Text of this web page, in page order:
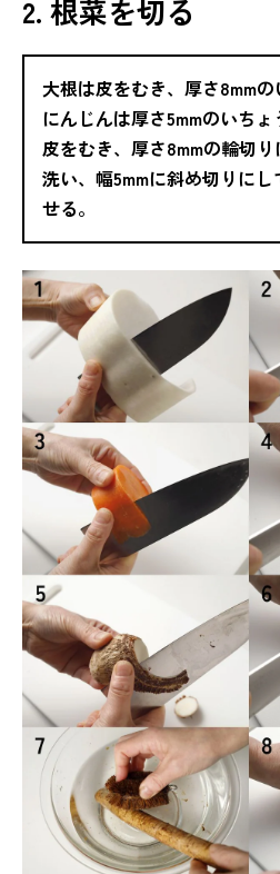
2. 根菜を切る
大根は皮をむき、厚さ8mmの
にんじんは厚さ5mmのいち
皮をむき、厚さ8mmの輪切
洗い、幅5mmに斜め切りに
せる。